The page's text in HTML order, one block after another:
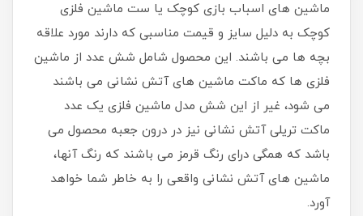
ماشین های اسباب بازی کوچک یا ست ماشین فلزی
کوچک به دلیل سایز و قیمت مناسبی که دارند مورد علاقه
بچه ها می باشند. این محصول شامل شش عدد از ماشین
فلزی ها که ماکت ماشین های آتش نشانی می باشند
می شود، غیر از این شش مدل ماشین فلزی یک عدد
ماکت تریلی آتش نشانی نیز در درون جعبه محصول می
باشد که همگی درای رنگ قرمز می باشند که رنگ آنها،
ماشین های آتش نشانی واقعی را به خاطر شما خواهد
آورد.